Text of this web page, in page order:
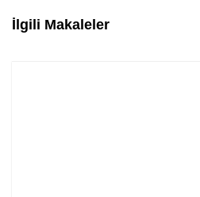
İlgili Makaleler